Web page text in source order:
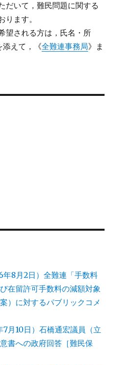
だいて，難民問題に関する
ります。
望される方は，氏名・所
添えて，《全難連事務局》ま
8月2日）全難連「手数料
在留許可手数料の減額対象
）に対するパブリックコメ
月10日）石橋通宏議員（立
書への政府回答［難民保